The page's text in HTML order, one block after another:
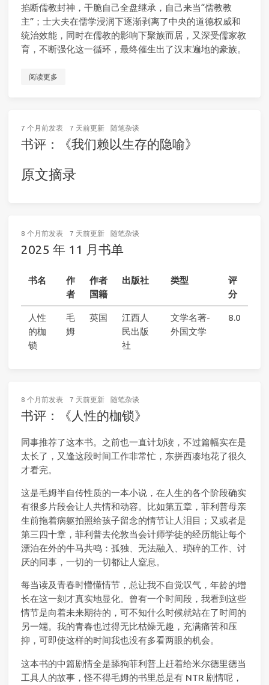
掐断儒教封神，干脆自己全盘继承，自己来当“儒教教
主”；士大夫在儒学浸润下逐渐剥离了中央的道德权威和
统治效能，同时在儒教的影响下聚族而居，又深受儒家教
育，不断强化这一循环，最终催生出了汉末遍地的豪族。
阅读更多
7 个月前发表 7 天前更新 随笔杂谈
书评：《我们赖以生存的隐喻》
原文摘录
8 个月前发表 7 天前更新 随笔杂谈
2025 年 11 月书单
书名
作
者
作者
国籍
出版社 类型
评
分
人性
的枷
锁
毛
姆
英国
江西人
民出版
社
文学名著-
外国文学
8.0
8 个月前发表 7 天前更新 随笔杂谈
书评：《人性的枷锁》
同事推荐了这本书。之前也一直计划读，不过篇幅实在是
太长了，又逢这段时间工作非常忙，东拼西凑地花了很久
才看完。
这是毛姆半自传性质的一本小说，在人生的各个阶段确实
有很多片段会让人共情和动容。比如第五章，菲利普母亲
生前拖着病躯拍照给孩子留念的情节让人泪目；又或者是
第三四十章，菲利普去伦敦当会计师学徒的经历能让每个
漂泊在外的牛马共鸣：孤独、无法融入、琐碎的工作、讨
厌的同事，一切的一切都让人窒息。
每当读及青春时懵懂情节，总让我不自觉叹气，年龄的增
长在这一刻才真实地显化。曾有一个时间段，我看到这些
情节是向着未来期待的，可不知什么时候就站在了时间的
另一端。我的青春也过得无比枯燥无趣，充满痛苦和压
抑，可即使这样的时间我也没有多看两眼的机会。
这本书的中篇剧情全是舔狗菲利普上赶着给米尔德里德当
工具人的故事，怪不得毛姆的书里总是有 NTR 剧情呢，